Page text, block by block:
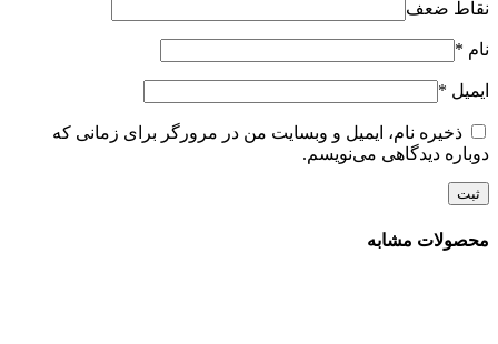
نقاط ضعف
نام *
ایمیل *
ذخیره نام، ایمیل و وبسایت من در مرورگر برای زمانی که
دوباره دیدگاهی می‌نویسم.
محصولات مشابه